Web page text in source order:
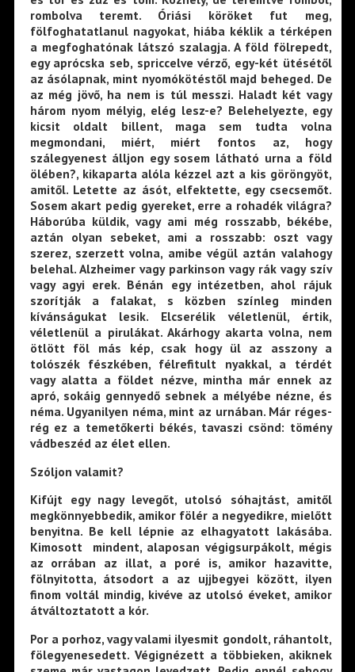
rombolva teremt. Óriási köröket fut meg,
fölfoghatatlanul nagyokat, hiába kéklik a térképen
a megfoghatónak látszó szalagja. A föld fölrepedt,
egy aprócska seb, spriccelve vérző, egy-két ütésétől
az ásólapnak, mint nyomókötéstől majd beheged. De
az még jövő, ha nem is túl messzi. Haladt két vagy
három nyom mélyig, elég lesz-e? Belehelyezte, egy
kicsit oldalt billent, maga sem tudta volna
megmondani, miért, miért fontos az, hogy
szálegyenest álljon egy sosem látható urna a föld
ölében?, kikaparta alóla kézzel azt a kis göröngyöt,
amitől. Letette az ásót, elfektette, egy csecsemőt.
Sosem akart pedig gyereket, erre a rohadék világra?
Háborúba küldik, vagy ami még rosszabb, békébe,
aztán olyan sebeket, ami a rosszabb: oszt vagy
szerez, szerzett volna, amibe végül aztán valahogy
belehal. Alzheimer vagy parkinson vagy rák vagy szív
vagy agyi erek. Bénán egy intézetben, ahol rájuk
szorítják a falakat, s közben színleg minden
kívánságukat lesik. Elcserélik véletlenül, értik,
véletlenül a pirulákat. Akárhogy akarta volna, nem
ötlött föl más kép, csak hogy ül az asszony a
tolószék fészkében, félrefitult nyakkal, a térdét
vagy alatta a földet nézve, mintha már ennek az
apró, sokáig gennyedő sebnek a mélyébe nézne, és
néma. Ugyanilyen néma, mint az urnában. Már réges-
rég ez a temetőkerti békés, tavaszi csönd: tömény
vádbeszéd az élet ellen.
Szóljon valamit?
Kifújt egy nagy levegőt, utolsó sóhajtást, amitől
megkönnyebbedik, amikor fölér a negyedikre, mielőtt
benyitna. Be kell lépnie az elhagyatott lakásába.
Kimosott mindent, alaposan végigsurpákolt, mégis
az orrában az illat, a poré is, amikor hazavitte,
fölnyitotta, átsodort a az ujjbegyei között, ilyen
finom voltál mindig, kivéve az utolsó éveket, amikor
átváltoztatott a kór.
Por a porhoz, vagy valami ilyesmit gondolt, ráhantolt,
fölegyenesedett. Végignézett a többieken, akiknek